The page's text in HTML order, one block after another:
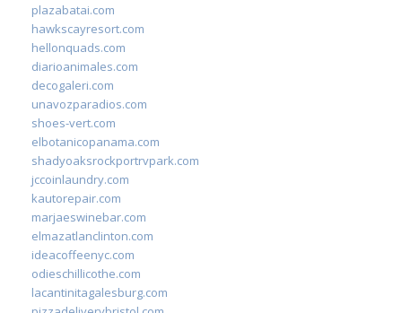
plazabatai.com
hawkscayresort.com
hellonquads.com
diarioanimales.com
decogaleri.com
unavozparadios.com
shoes-vert.com
elbotanicopanama.com
shadyoaksrockportrvpark.com
jccoinlaundry.com
kautorepair.com
marjaeswinebar.com
elmazatlanclinton.com
ideacoffeenyc.com
odieschillicothe.com
lacantinitagalesburg.com